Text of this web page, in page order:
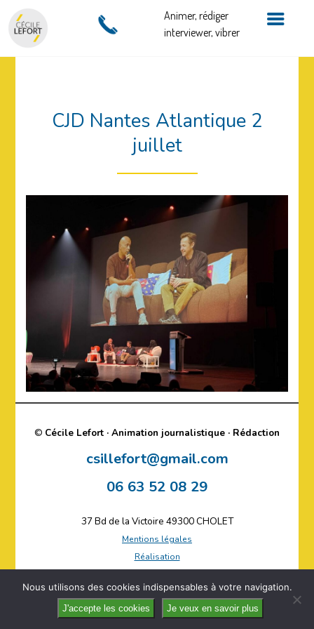
CJD Nantes Atlantique 2
juillet
© Cécile Lefort · Animation journalistique · Rédaction
csillefort@gmail.com
06 63 52 08 29
37 Bd de la Victoire 49300 CHOLET
Mentions légales
Réalisation
Animer, rédiger
interviewer, vibrer
Nous utilisons des cookies indispensables à votre navigation.
J'accepte les cookies Je veux en savoir plus